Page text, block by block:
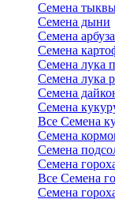
Семена
Семена дыни
Семена арбуза
Семена
Семена лука
Семена лука
Семена
Семена
Все Семена
Семена
Семена
Семена
Все Семена
Семена